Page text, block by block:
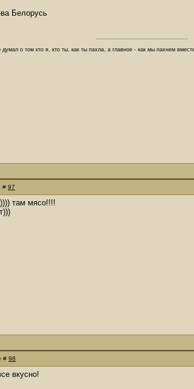
Белорусь
о том кто я, кто ты, как ты пахла, а главное - как мы пахнем
# 97
там мясо!!!!
# 98
вкусно!